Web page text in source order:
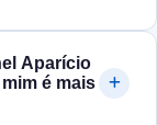
Aparício
é mais